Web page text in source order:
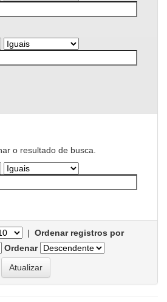
o resultado de busca.
| Ordenar registros por
Ordenar